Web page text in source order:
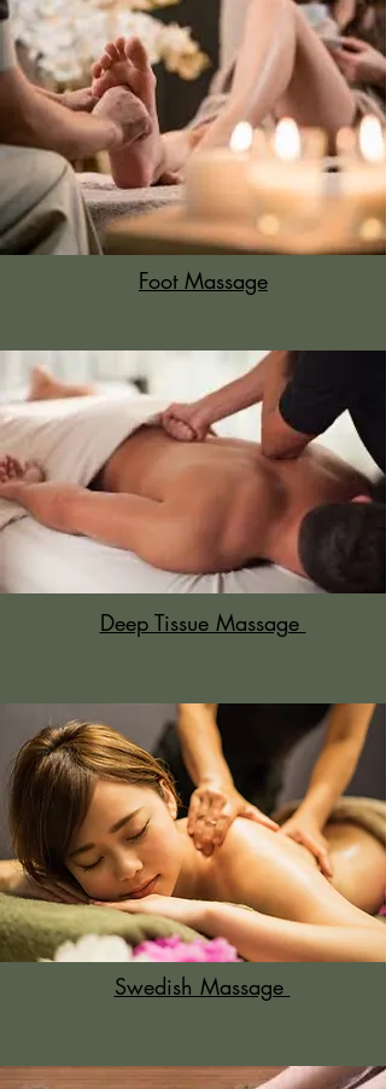
Foot Massage
Deep Tissue Massage
Swedish Massage